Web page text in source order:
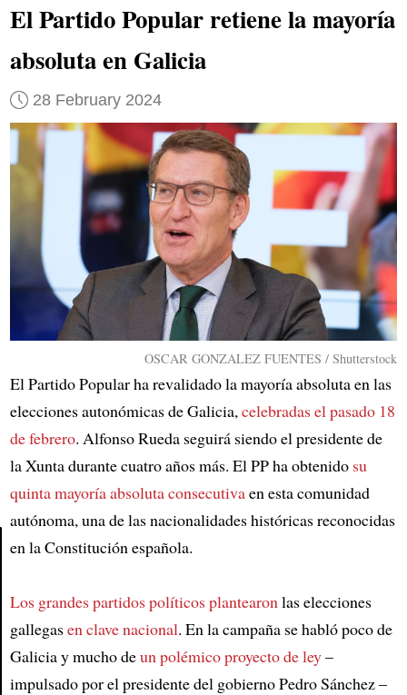
El Partido Popular retiene la mayoría
absoluta en Galicia
28 February 2024
OSCAR GONZALEZ FUENTES / Shutterstock
El Partido Popular ha revalidado la mayoría absoluta en las
elecciones autonómicas de Galicia,celebradas el pasado 18
de febrero. Alfonso Rueda seguirá siendo el presidente de
la Xunta durante cuatro años más. El PP ha obtenido su
quinta mayoría absoluta consecutivaen esta comunidad
autónoma, una de las nacionalidades históricas reconocidas
en la Constitución española.
Los grandes partidos políticos plantearonlas elecciones
gallegasen clave nacional. En la campaña se habló poco de
Galicia y mucho deun polémico proyecto de ley–
impulsado por el presidente del gobierno Pedro Sánchez –